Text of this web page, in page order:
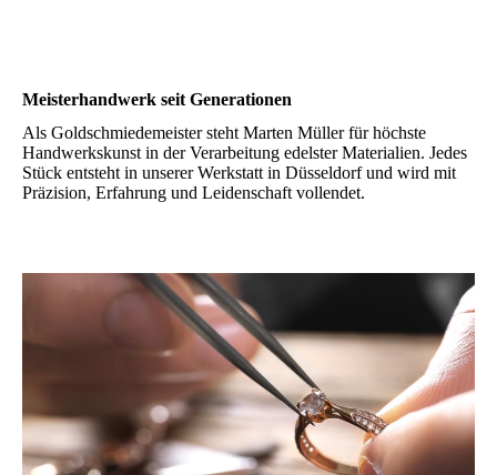
Meisterhandwerk seit Generationen
Als Goldschmiedemeister steht Marten Müller für höchste
Handwerkskunst in der Verarbeitung edelster Materialien. Jedes
Stück entsteht in unserer Werkstatt in Düsseldorf und wird mit
Präzision, Erfahrung und Leidenschaft vollendet.